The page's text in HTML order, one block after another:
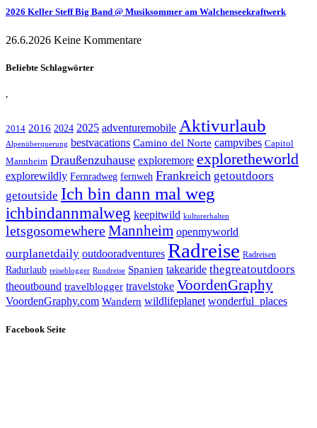
2026 Keller Steff Big Band @ Musiksommer am Walchenseekraftwerk
26.6.2026 Keine Kommentare
Beliebte Schlagwörter
.
2014 2016 2024 2025 adventuremobile Aktivurlaub
Alpenüberquerung bestvacations Camino del Norte campvibes Capitol
Mannheim Draußenzuhause exploremore exploretheworld
explorewildly Fernradweg fernweh Frankreich getoutdoors
getoutside Ich bin dann mal weg
ichbindannmalweg keepitwild kulturerhalten
letsgosomewhereMannheim openmyworld
ourplanetdaily outdooradventures Radreise Radreisen
Radurlaub reiseblogger Rundreise Spanien takearide thegreatoutdoors
theoutbound travelblogger travelstoke VoordenGraphy
VoordenGraphy.com Wandern wildlifeplanet wonderful_places
Facebook Seite